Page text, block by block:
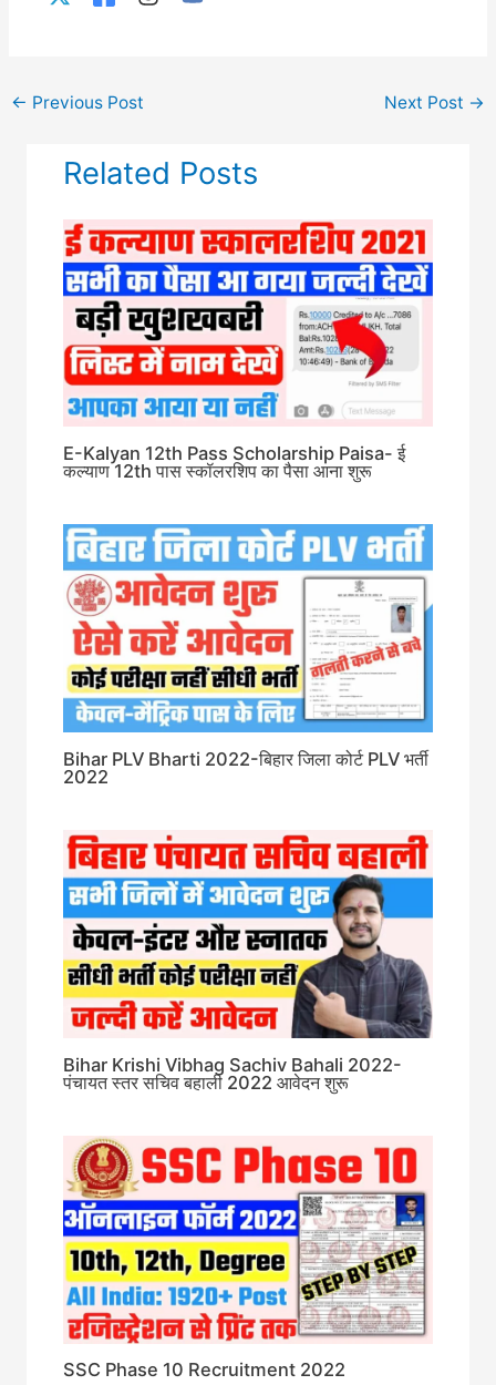
← Previous Post Next Post →
Related Posts
E-Kalyan 12th Pass Scholarship Paisa- ई
कल्याण 12th पास स्कॉलरशिप का पैसा आना शुरू
Bihar PLV Bharti 2022-बिहार जिला कोर्ट PLV भर्ती
2022
Bihar Krishi Vibhag Sachiv Bahali 2022-
पंचायत स्तर सचिव बहाली 2022 आवेदन शुरू
SSC Phase 10 Recruitment 2022